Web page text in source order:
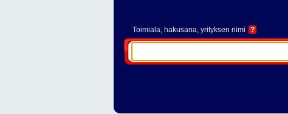
Toimiala, hakusana, yrityksen nimi ?